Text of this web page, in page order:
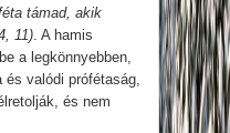
támad, akik
11) . A hamis
a legkönnyebben,
valódi prófétaság,
és nem